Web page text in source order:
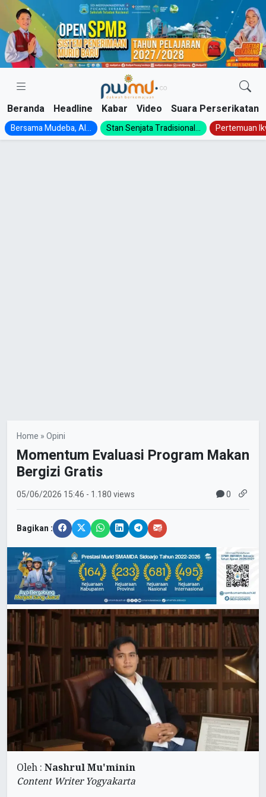
Skip
content
Beranda Headline Kabar Video Suara Perserikatan
Bersama Mudeba, Al... Stan Senjata Tradisional... Pertemuan
Home »Opini
Momentum Evaluasi Program Makan
Bergizi Gratis
05/06/2026 15:46 - 1.180 views 0
Bagikan :
Oleh : Nashrul Mu'minin
Content Writer Yogyakarta